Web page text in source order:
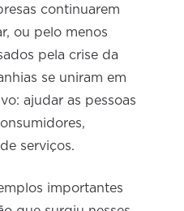
continuarem
ou pelo menos
pela crise da
se uniram em
ajudar as pessoas
serviços.
importantes